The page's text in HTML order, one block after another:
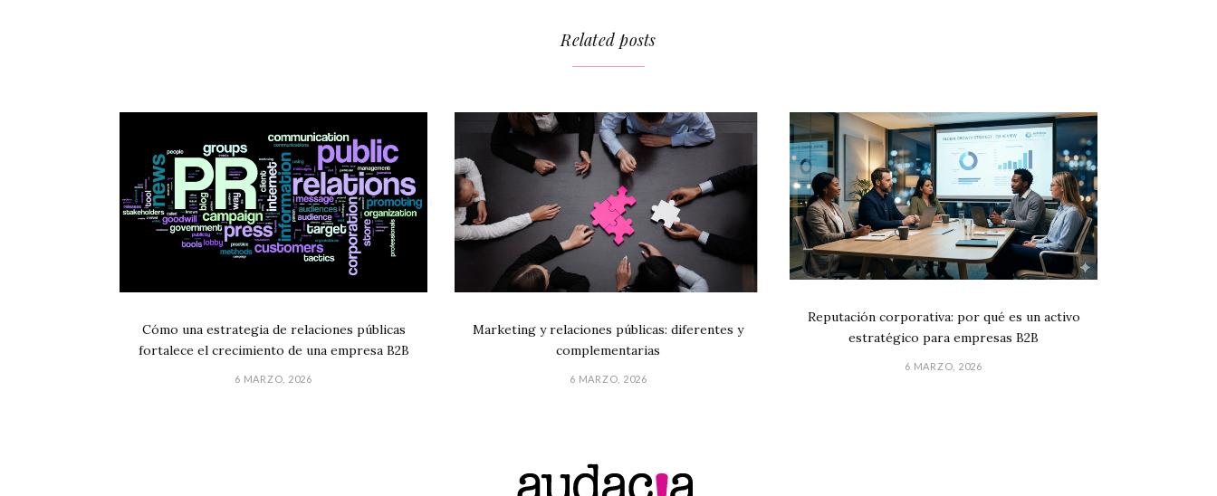
Related posts
Cómo una estrategia de relaciones públicas
fortalece el crecimiento de una empresa B2B
6 MARZO, 2026
Marketing y relaciones públicas: diferentes y
complementarias
6 MARZO, 2026
Reputación corporativa: por qué es un activo
estratégico para empresas B2B
6 MARZO, 2026